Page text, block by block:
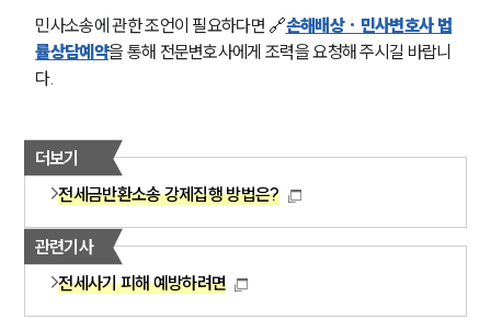
AI대륜
사례분석/최신동향
법률지식인
업무분야
민사소송에 관한 조언이 필요하다면 🔗손해배상 · 민사변호사 법
률상담예약을 통해 전문변호사에게 조력을 요청해 주시길 바랍니
다.
더보기
전세금반환소송 강제집행 방법은?
관련기사
전세사기 피해 예방하려면